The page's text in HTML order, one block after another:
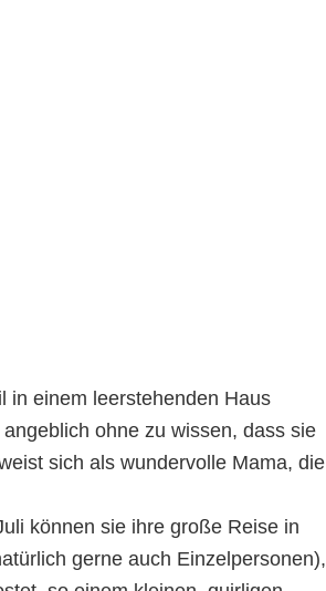
in einem leerstehenden Haus
ohne zu wissen, dass sie
sich als wundervolle Mama, die
können sie ihre große Reise in
gerne auch Einzelpersonen),